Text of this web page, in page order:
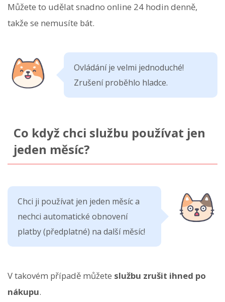
Můžete to udělat snadno online 24 hodin denně,
takže se nemusíte bát.
Ovládání je velmi jednoduché!
Zrušení proběhlo hladce.
Co když chci službu používat jen
jeden měsíc?
Chci ji používat jen jeden měsíc a
nechci automatické obnovení
platby (předplatné) na další měsíc!
V takovém případě můžete službu zrušit ihned po
nákupu.